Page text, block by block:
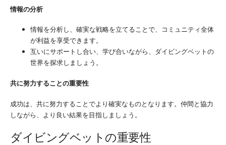
情報の分析
情報を分析し、確実な戦略を立てることで、コミュニティ全体
が利益を享受できます。
互いにサポートし合い、学び合いながら、ダイビングベットの
世界を探求しましょう。
共に努力することの重要性
成功は、共に努力することでより確実なものとなります。仲間と協力
しながら、より良い結果を目指しましょう。
ダイビングベットの重要性